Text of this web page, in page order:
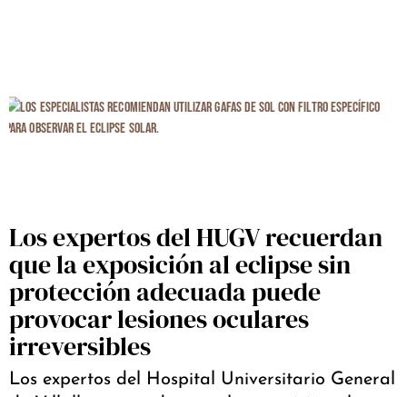
Los expertos del HUGV recuerdan
que la exposición al eclipse sin
protección adecuada puede
provocar lesiones oculares
irreversibles
Los expertos del Hospital Universitario General